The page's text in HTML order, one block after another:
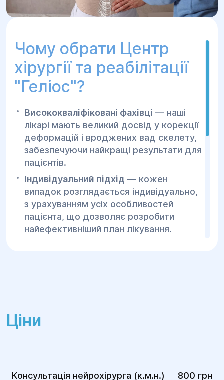
Чому обрати Центр
хірургії та реабілітації
"Геліос"?
Висококваліфіковані фахівці — наші
лікарі мають великий досвід у корекції
деформацій і вроджених вад скелету,
забезпечуючи найкращі результати для
пацієнтів.
Індивідуальний підхід — кожен
випадок розглядається індивідуально,
з урахуванням усіх особливостей
пацієнта, що дозволяє розробити
найефективніший план лікування.
сучасним методам лікування та
Ціни
Консультація нейрохірурга (к.м.н.) 800 грн